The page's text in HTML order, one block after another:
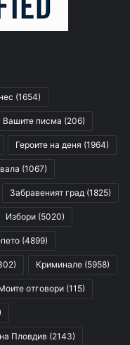
(1654)
Вашите писма (206)
Героите на деня (1964)
(1067)
Забравеният град (1825)
Избори (5020)
(4899)
Криминале (5958)
отговори (115)
Пловдив (2143)